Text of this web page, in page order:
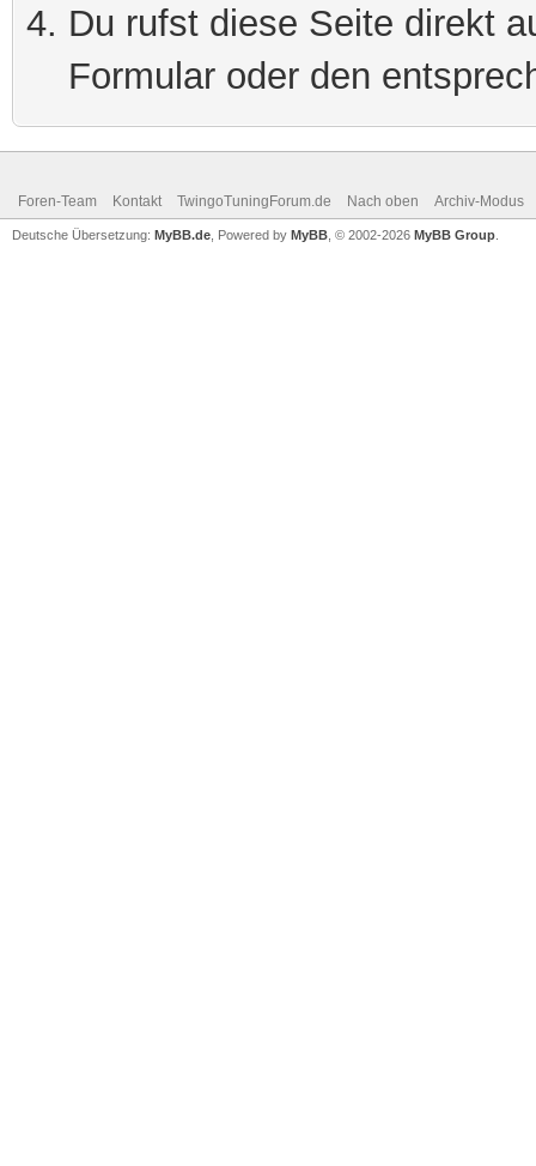
Du rufst diese Seite direkt
Formular oder den
Foren-Team Kontakt TwingoTuningForum.de Nach oben Archiv-Modus
Deutsche Übersetzung: MyBB.de , Powered by MyBB , © 2002-2026 MyBB Group